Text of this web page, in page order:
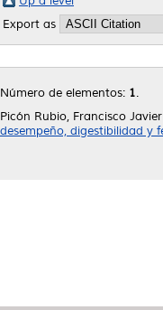
Export as
Número de elementos: 1.
Picón Rubio, Francisco Javier
desempeño, digestibilidad y